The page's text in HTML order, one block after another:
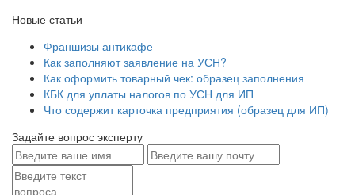
Новые статьи
Франшизы антикафе
Как заполняют заявление на УСН?
Как оформить товарный чек: образец заполнения
КБК для уплаты налогов по УСН для ИП
Что содержит карточка предприятия (образец для ИП)
Задайте вопрос эксперту